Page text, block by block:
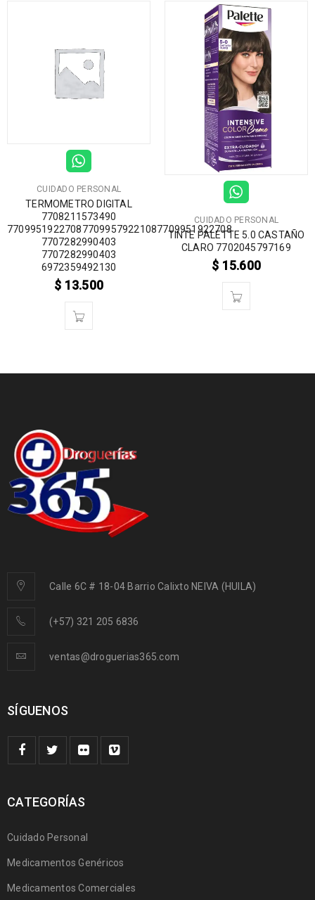
CUIDADO PERSONAL
TERMOMETRO DIGITAL
7708211573490
770995192270877099579221087709951922708
7707282990403
7707282990403
6972359492130
$ 13.500
CUIDADO PERSONAL
TINTE PALETTE 5.0 CASTAÑO
CLARO 7702045797169
$ 15.600
Calle 6C # 18-04 Barrio Calixto NEIVA (HUILA)
(+57) 321 205 6836
ventas@droguerias365.com
SÍGUENOS
CATEGORÍAS
Cuidado Personal
Medicamentos Genéricos
Medicamentos Comerciales